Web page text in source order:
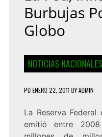
Burbujas
Globo
NOTICIAS NACIONALES
PD ENERO 22, 2011 BYADMIN
La Reserva Federal
emitió entre